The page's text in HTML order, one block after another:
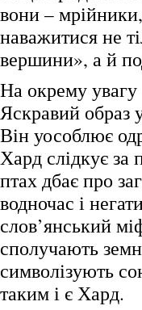
вони –
наважитися не
вершини», а й
На окрему увагу
Яскравий образ
Він уособлює
Хард слідкує за
птах дбає про
водночас і
слов’янський
сполучають
символізують
таким і є Хард.